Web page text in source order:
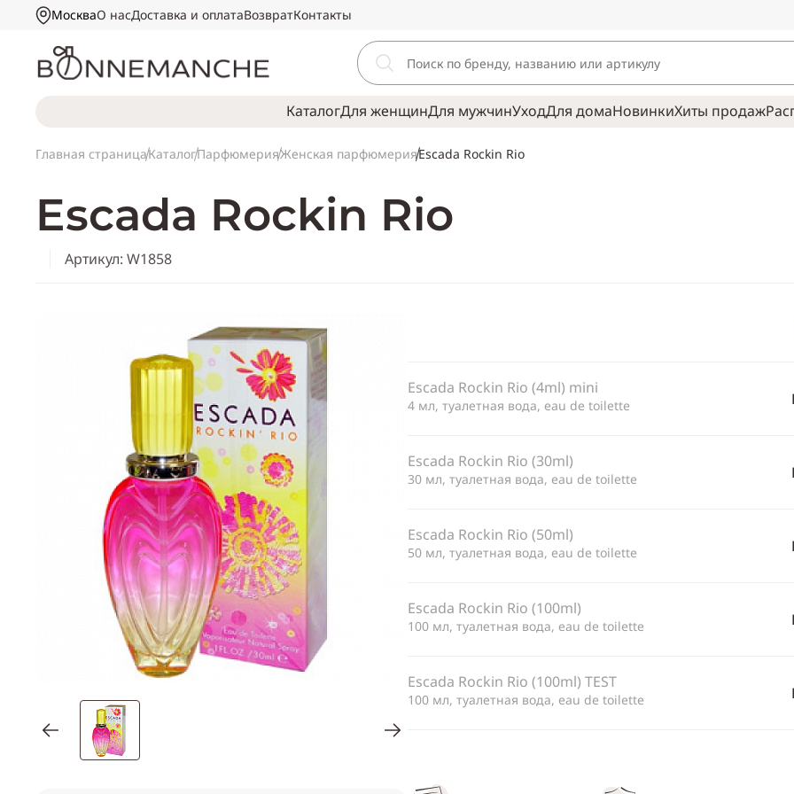
МоскваО насДоставка и оплатаВозвратКонтакты
КаталогДля женщинДля мужчинУходДля домаНовинкиХиты продаж
Главная страницаКаталогПарфюмерияЖенская парфюмерияEscada Rockin Rio
Escada Rockin Rio
Артикул: W1858
Escada Rockin Rio (4ml) mini
4 мл, туалетная вода, eau de toilette
Escada Rockin Rio (30ml)
30 мл, туалетная вода, eau de toilette
Escada Rockin Rio (50ml)
50 мл, туалетная вода, eau de toilette
Escada Rockin Rio (100ml)
100 мл, туалетная вода, eau de toilette
Escada Rockin Rio (100ml) TEST
100 мл, туалетная вода, eau de toilette